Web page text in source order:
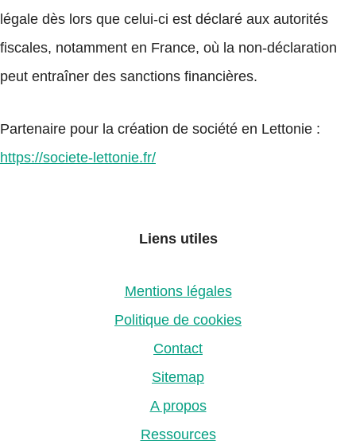
légale dès lors que celui-ci est déclaré aux autorités
fiscales, notamment en France, où la non-déclaration
peut entraîner des sanctions financières.
Partenaire pour la création de société en Lettonie :
https://societe-lettonie.fr/
Liens utiles
Mentions légales
Politique de cookies
Contact
Sitemap
A propos
Ressources